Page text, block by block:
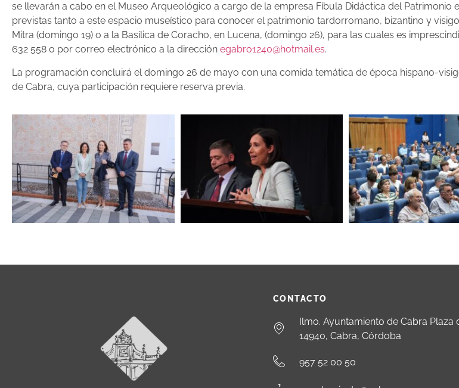
se llevarán a cabo en el Museo Arqueológico a cargo de la empresa Fíbula Didáctica del Patrimonio
previstas tanto a este espacio museístico para conocer el patrimonio tardorromano, bizantino y
Mitra (domingo 19) o a la Basílica de Coracho, en Lucena, (domingo 26), para las cuales es
632 558 o por correo electrónico a la dirección egabro1240@hotmail.es.
La programación concluirá el domingo 26 de mayo con una comida temática de época hispano-
de Cabra, cuya participación requiere reserva previa.
CONTACTO
Ilmo. Ayuntamiento de Cabra Plaza
14940, Cabra, Córdoba
957 52 00 50